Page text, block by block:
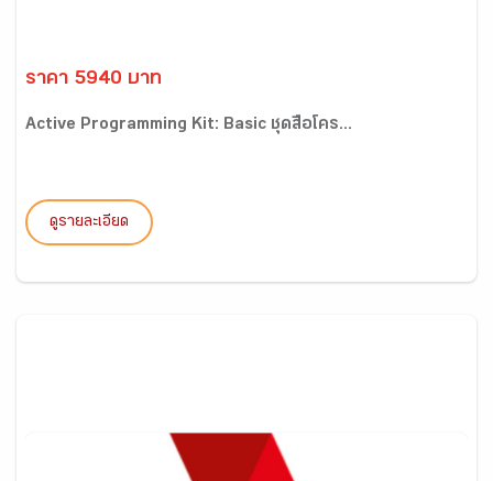
ราคา 5940 บาท
Active Programming Kit: Basic ชุดสื่อโคร...
ดูรายละเอียด